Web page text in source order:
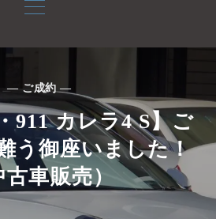
— ご成約 —
911 カレラ4 S】ご
う御座いました！
古車販売）